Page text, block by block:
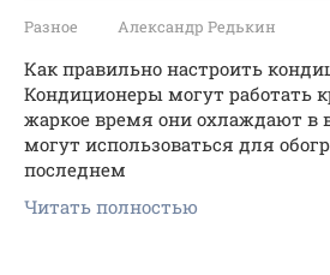
Разное Александр Редькин
Как правильно настроить
Кондиционеры могут работать
жаркое время они охлаждают в
могут использоваться для
последнем
Читать полностью